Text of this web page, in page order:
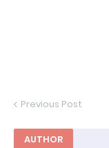
Previous Post
AUTHOR